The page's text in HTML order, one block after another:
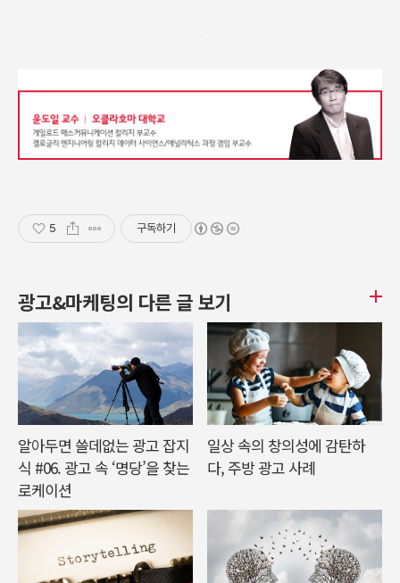
5 구독하기
광고&마케팅의 다른 글 보기
알아두면 쓸데없는 광고 잡지
식 #06. 광고 속 ‘명당’을 찾는
로케이션
일상 속의 창의성에 감탄하
다, 주방 광고 사례